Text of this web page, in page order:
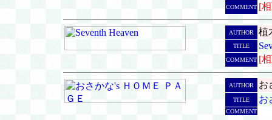
COMMENT [
AUTHOR 植
TITLE
COMMENT [
AUTHOR お
TITLE お
COMMENT